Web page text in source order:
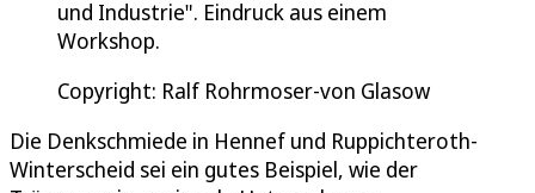
und Industrie". Eindruck aus einem
Workshop.
Copyright: Ralf Rohrmoser-von Glasow
Die Denkschmiede in Hennef und Ruppichteroth-
Winterscheid sei ein gutes Beispiel, wie der